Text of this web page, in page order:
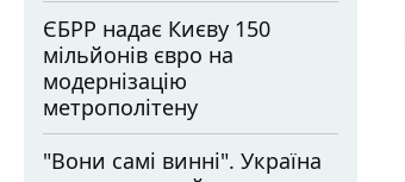
ЄБРР надає Києву 150
мільйонів євро на
модернізацію
метрополітену
"Вони самі винні". Україна